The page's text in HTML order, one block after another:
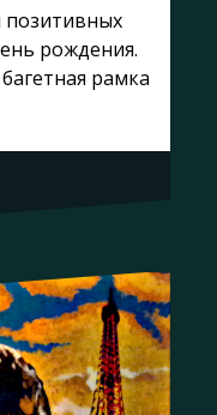
позитивных
рождения.
рамка